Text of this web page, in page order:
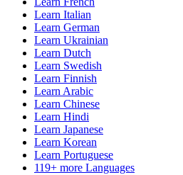
Learn Italian
Learn German
Learn Ukrainian
Learn Dutch
Learn Swedish
Learn Finnish
Learn Arabic
Learn Chinese
Learn Hindi
Learn Japanese
Learn Korean
Learn Portuguese
119+ more Languages